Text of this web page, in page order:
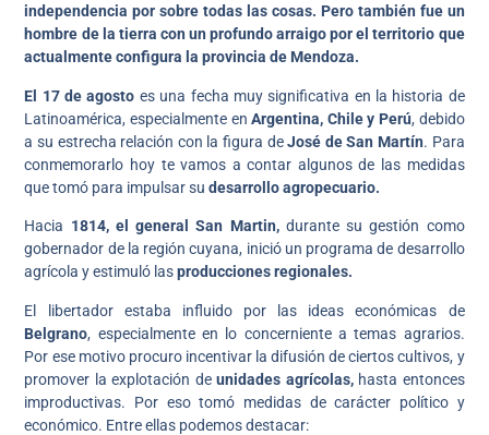
independencia por sobre todas las cosas. Pero también fue un
hombre de la tierra con un profundo arraigo por el territorio que
actualmente configura la provincia de Mendoza.
El 17 de agosto es una fecha muy significativa en la historia de
Latinoamérica, especialmente enArgentina, Chile y Perú, debido
a su estrecha relación con la figura deJosé de San Martín. Para
conmemorarlo hoy te vamos a contar algunos de las medidas
que tomó para impulsar sudesarrollo agropecuario.
Hacia 1814, el general San Martin, durante su gestión como
gobernador de la región cuyana, inició un programa de desarrollo
agrícola y estimuló lasproducciones regionales.
El libertador estaba influido por las ideas económicas de
Belgrano, especialmente en lo concerniente a temas agrarios.
Por ese motivo procuro incentivar la difusión de ciertos cultivos, y
promover la explotación deunidades agrícolas,hasta entonces
improductivas. Por eso tomó medidas de carácter político y
económico. Entre ellas podemos destacar: